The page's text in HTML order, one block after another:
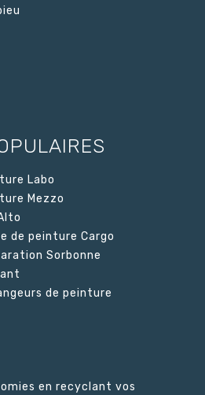
Labo
Mezzo
de peinture Cargo
Sorbonne
de peinture
en recyclant vos